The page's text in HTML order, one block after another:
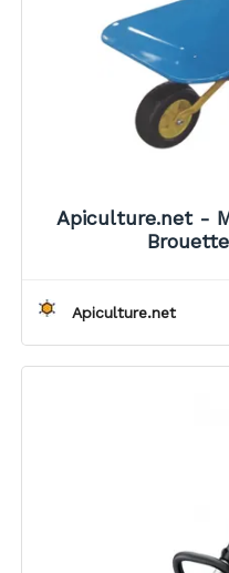
Apiculture.net -
Apiculture.net